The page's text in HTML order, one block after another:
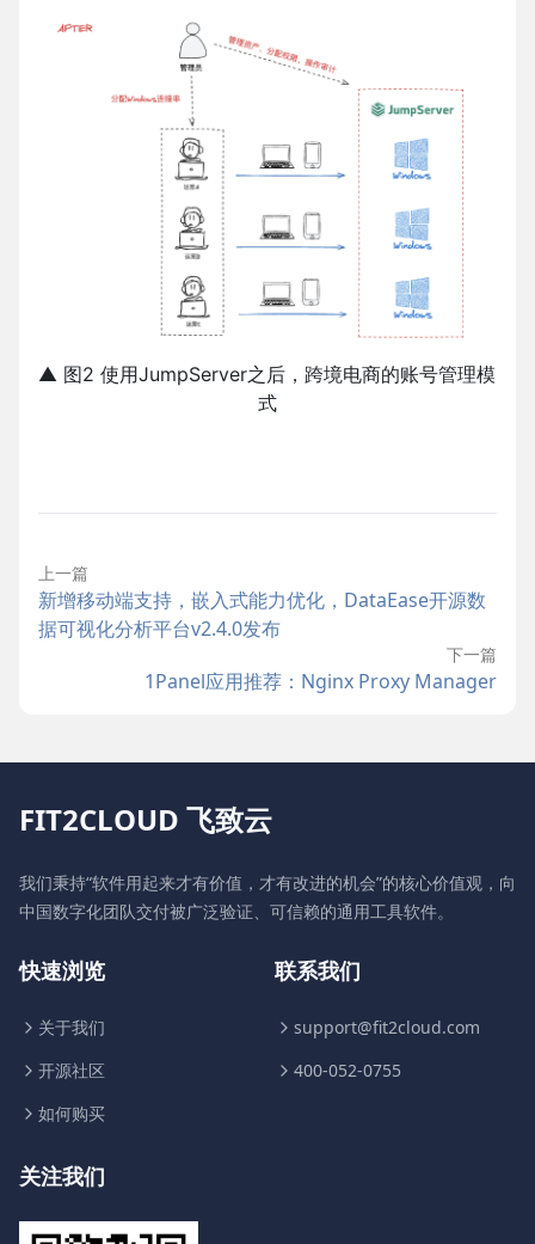
▲ 图2 使用JumpServer之后，跨境电商的账号管理模
式
上一篇
新增移动端支持，嵌入式能力优化，DataEase开源数
据可视化分析平台v2.4.0发布
下一篇
1Panel应用推荐：Nginx Proxy Manager
FIT2CLOUD 飞致云
我们秉持“软件用起来才有价值，才有改进的机会”的核心价值观，向
中国数字化团队交付被广泛验证、可信赖的通用工具软件。
快速浏览
关于我们
开源社区
如何购买
联系我们
support@fit2cloud.com
400-052-0755
关注我们